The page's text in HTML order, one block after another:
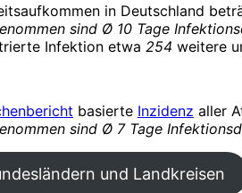
in Deutschland
sind Ø 10 Tage
Infektion etwa 254 weitere
basierte Inzidenz aller
sind Ø 7 Tage
und Landkreisen